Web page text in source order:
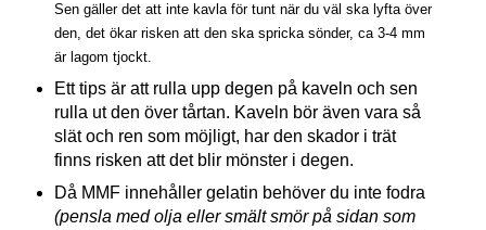
Sen gäller det att inte kavla för tunt när du väl ska lyfta över
den, det ökar risken att den ska spricka sönder, ca 3-4 mm
är lagom tjockt.
Ett tips är att rulla upp degen på kaveln och sen
rulla ut den över tårtan. Kaveln bör även vara så
slät och ren som möjligt, har den skador i trät
finns risken att det blir mönster i degen.
Då MMF innehåller gelatin behöver du inte fodra
(pensla med olja eller smält smör på sidan som